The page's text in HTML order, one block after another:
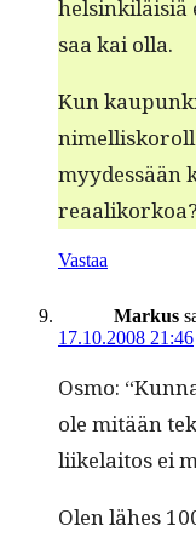
helsinkiläisiä
saa kai olla.
Kun
myy­dessään
reaalikorkoa?
Vastaa
Markus
17.10.2008 21:46
Osmo:
ole mitään
liike­laitos ei
Olen läh­es